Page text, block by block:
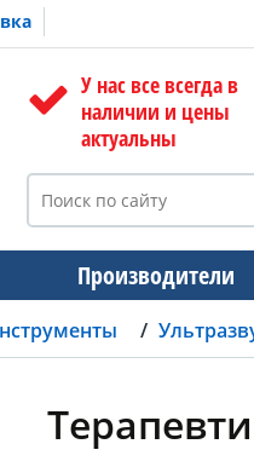
У нас все всегда в
наличии и цены
актуальны
Производители